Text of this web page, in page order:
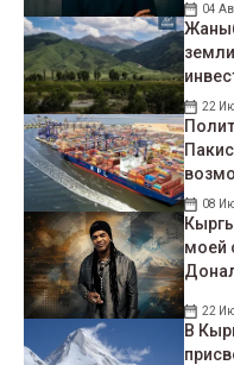
04
22
08
моей
22
В